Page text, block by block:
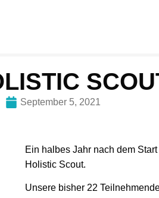
September 5, 2021
Ein halbes Jahr nach dem
Holistic Scout.
Unsere bisher 22